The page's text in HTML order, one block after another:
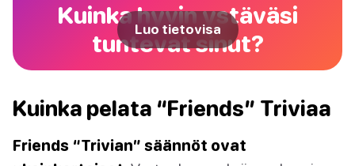
Kuinka hyvin ystäväsi
tuntevat sinut?
Luo tietovisa
Kuinka pelata “Friends” Triviaa
Friends “Trivian” säännöt ovat